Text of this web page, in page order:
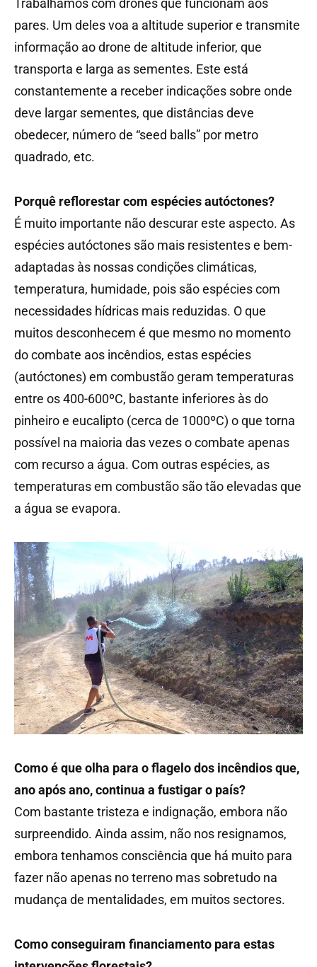
Trabalhamos com drones que funcionam aos
pares. Um deles voa a altitude superior e transmite
informação ao drone de altitude inferior, que
transporta e larga as sementes. Este está
constantemente a receber indicações sobre onde
deve largar sementes, que distâncias deve
obedecer, número de “seed balls” por metro
quadrado, etc.
Porquê reflorestar com espécies autóctones?
É muito importante não descurar este aspecto. As
espécies autóctones são mais resistentes e bem-
adaptadas às nossas condições climáticas,
temperatura, humidade, pois são espécies com
necessidades hídricas mais reduzidas. O que
muitos desconhecem é que mesmo no momento
do combate aos incêndios, estas espécies
(autóctones) em combustão geram temperaturas
entre os 400-600ºC, bastante inferiores às do
pinheiro e eucalipto (cerca de 1000ºC) o que torna
possível na maioria das vezes o combate apenas
com recurso a água. Com outras espécies, as
temperaturas em combustão são tão elevadas que
a água se evapora.
Como é que olha para o flagelo dos incêndios que,
ano após ano, continua a fustigar o país?
Com bastante tristeza e indignação, embora não
surpreendido. Ainda assim, não nos resignamos,
embora tenhamos consciência que há muito para
fazer não apenas no terreno mas sobretudo na
mudança de mentalidades, em muitos sectores.
Como conseguiram financiamento para estas